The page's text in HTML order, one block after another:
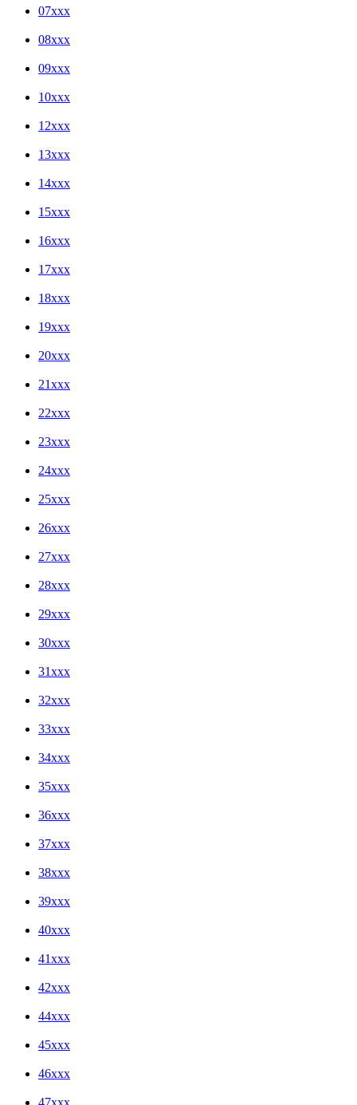
07xxx
08xxx
09xxx
10xxx
12xxx
13xxx
14xxx
15xxx
16xxx
17xxx
18xxx
19xxx
20xxx
21xxx
22xxx
23xxx
24xxx
25xxx
26xxx
27xxx
28xxx
29xxx
30xxx
31xxx
32xxx
33xxx
34xxx
35xxx
36xxx
37xxx
38xxx
39xxx
40xxx
41xxx
42xxx
44xxx
45xxx
46xxx
47xxx